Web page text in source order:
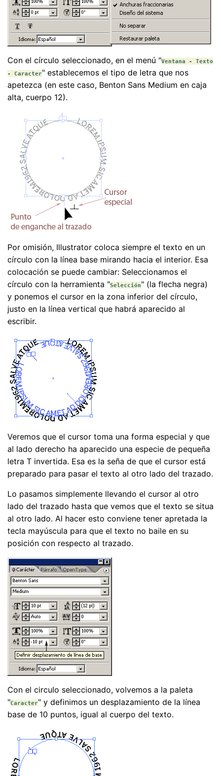
Con el círculo seleccionado, en el menú "Ventana - Texto
- Caracter" establecemos el tipo de letra que nos
apetezca (en este caso, Benton Sans Medium en caja
alta, cuerpo 12).
Por omisión, Illustrator coloca siempre el texto en un
círculo con la línea base mirando hacia el interior. Esa
colocación se puede cambiar: Seleccionamos el
círculo con la herramienta "Selección" (la flecha negra)
y ponemos el cursor en la zona inferior del círculo,
justo en la línea vertical que habrá aparecido al
escribir.
Veremos que el cursor toma una forma especial y que
al lado derecho ha aparecido una especie de pequeña
letra T invertida. Esa es la seña de que el cursor está
preparado para pasar el texto al otro lado del trazado.
Lo pasamos simplemente llevando el cursor al otro
lado del trazado hasta que vemos que el texto se situa
al otro lado. Al hacer esto conviene tener apretada la
tecla mayúscula para que el texto no baile en su
posición con respecto al trazado.
Con el circulo seleccionado, volvemos a la paleta
"Caracter" y definimos un desplazamiento de la línea
base de 10 puntos, igual al cuerpo del texto.